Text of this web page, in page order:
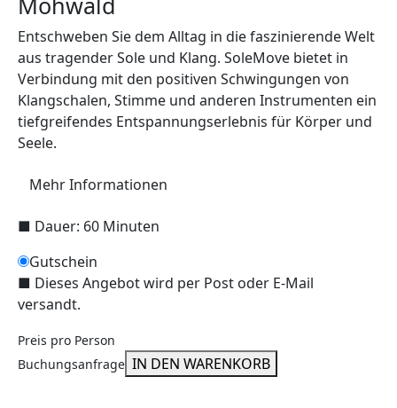
Entschweben Sie dem Alltag in die faszinierende Welt
aus tragender Sole und Klang. SoleMove bietet in
Verbindung mit den positiven Schwingungen von
Klangschalen, Stimme und anderen Instrumenten ein
tiefgreifendes Entspannungserlebnis für Körper und
Seele.
Mehr Informationen
■ Dauer: 60 Minuten
Gutschein
■ Dieses Angebot wird per Post oder E-Mail
versandt.
Preis pro Person
Buchungsanfrage IN DEN WARENKORB